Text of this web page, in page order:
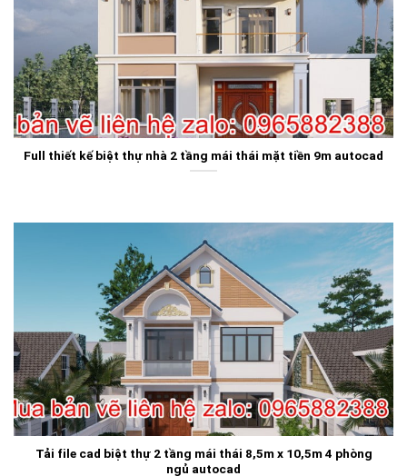
Full thiết kế biệt thự nhà 2 tầng mái thái mặt tiền 9m autocad
Tải file cad biệt thự 2 tầng mái thái 8,5m x 10,5m 4 phòng
ngủ autocad